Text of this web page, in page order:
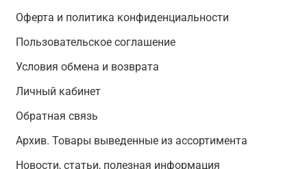
Оферта и политика конфиденциальности
Пользовательское соглашение
Условия обмена и возврата
Личный кабинет
Обратная связь
Архив. Товары выведенные из ассортимента
Новости, статьи, полезная информация